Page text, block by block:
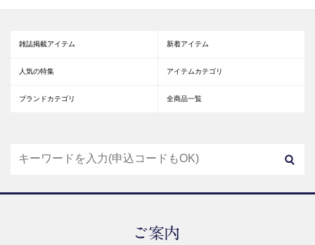
雑誌掲載アイテム 新着アイテム
人気の特集 アイテムカテゴリ
ブランドカテゴリ 全商品一覧